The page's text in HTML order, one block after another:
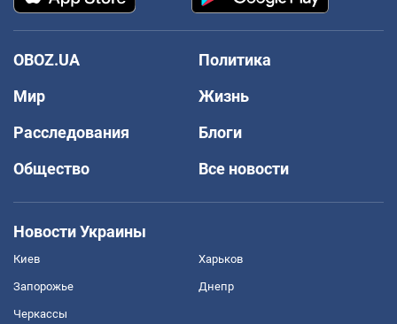
OBOZ.UA
Политика
Мир
Жизнь
Расследования
Блоги
Общество
Все новости
Новости Украины
Киев Харьков
Запорожье Днепр
Черкассы